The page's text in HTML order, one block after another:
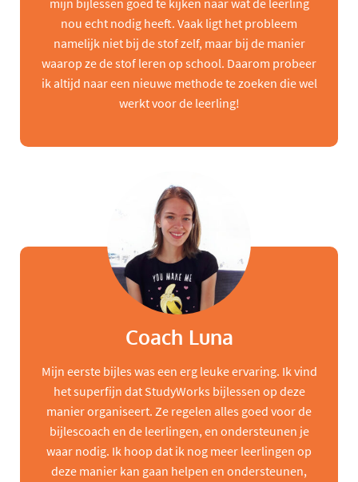
mijn bijlessen goed te kijken naar wat de leerling
nou echt nodig heeft. Vaak ligt het probleem
namelijk niet bij de stof zelf, maar bij de manier
waarop ze de stof leren op school. Daarom probeer
ik altijd naar een nieuwe methode te zoeken die wel
werkt voor de leerling!
Coach Luna
Mijn eerste bijles was een erg leuke ervaring. Ik vind
het superfijn dat StudyWorks bijlessen op deze
manier organiseert. Ze regelen alles goed voor de
bijlescoach en de leerlingen, en ondersteunen je
waar nodig. Ik hoop dat ik nog meer leerlingen op
deze manier kan gaan helpen en ondersteunen,